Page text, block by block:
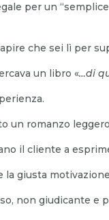
per un
che sei lì per
un libro «…di
un romanzo
il cliente a
la giusta
non giudicante e